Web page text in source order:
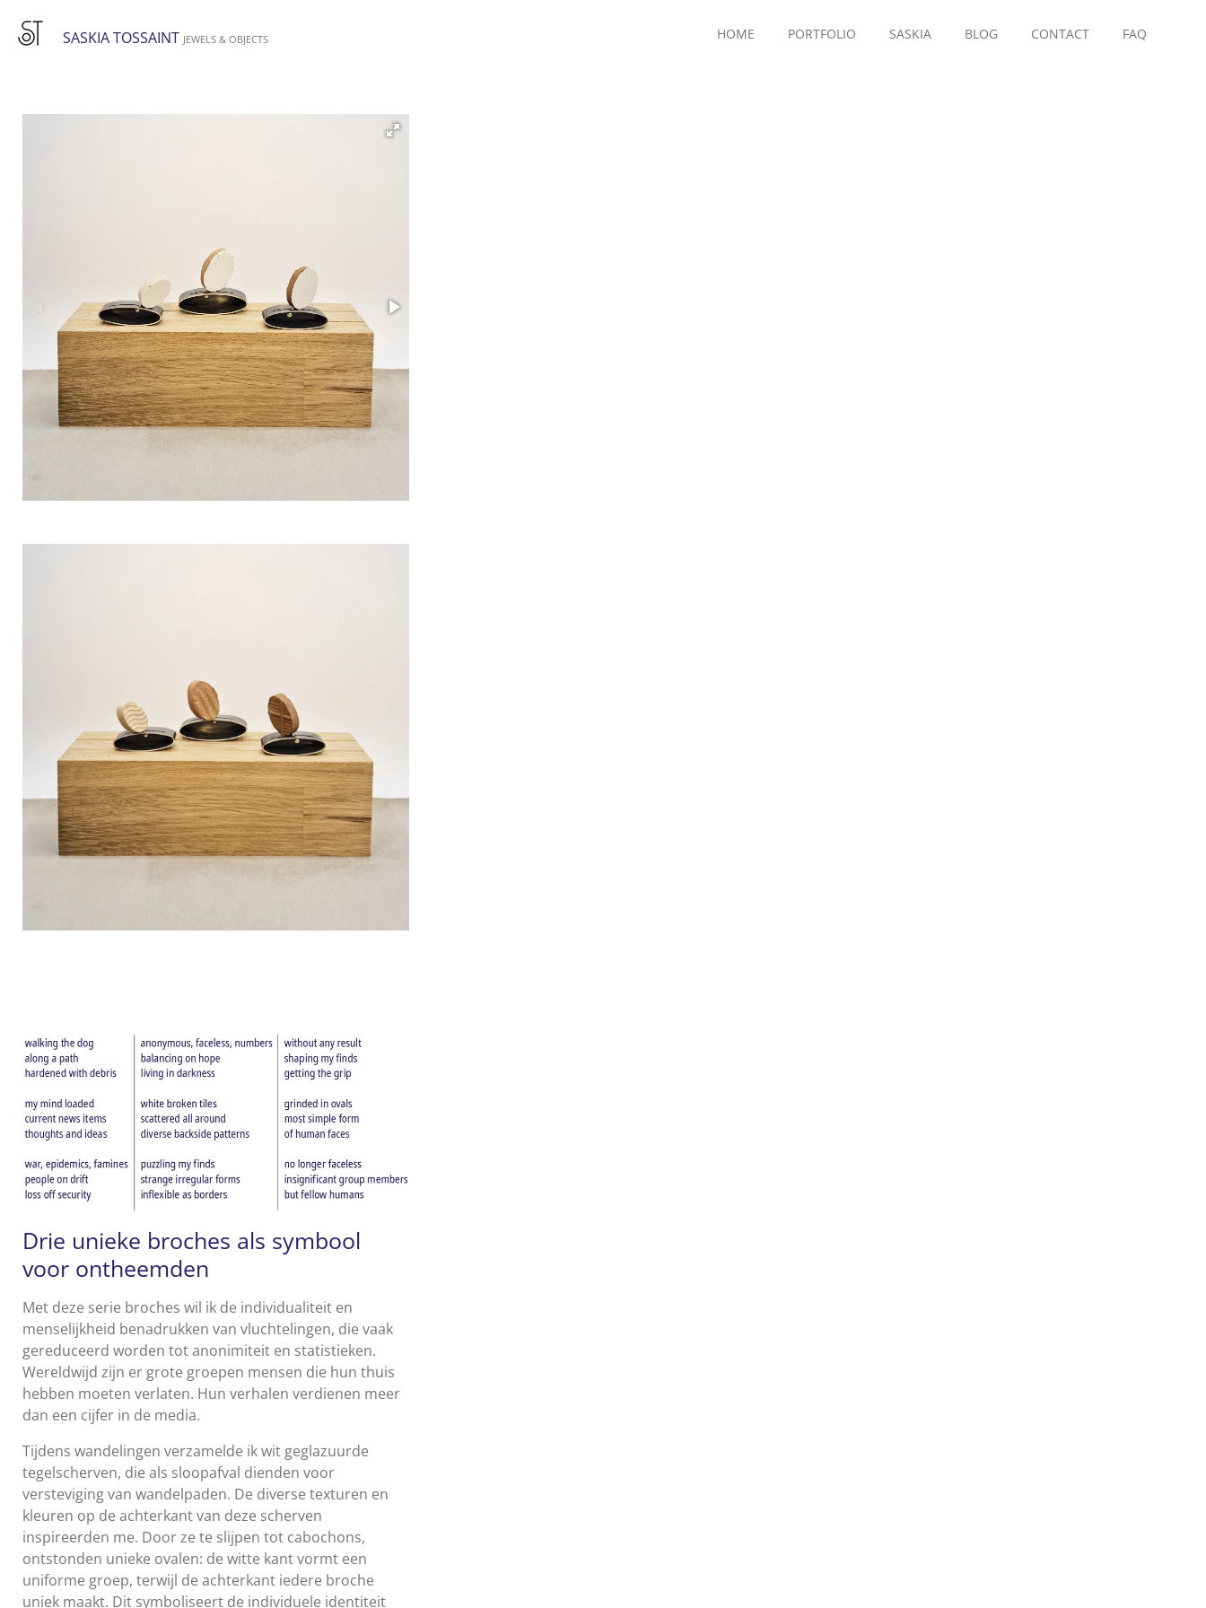
Ga
direct
SASKIA TOSSAINT JEWELS & OBJECTS HOME PORTFOLIO SASKIA BLOG CONTACT FAQ
Drie unieke broches als symbool
voor ontheemden
Met deze serie broches wil ik de individualiteit en
menselijkheid benadrukken van vluchtelingen, die vaak
gereduceerd worden tot anonimiteit en statistieken.
Wereldwijd zijn er grote groepen mensen die hun thuis
hebben moeten verlaten. Hun verhalen verdienen meer
dan een cijfer in de media.
Tijdens wandelingen verzamelde ik wit geglazuurde
tegelscherven, die als sloopafval dienden voor
versteviging van wandelpaden. De diverse texturen en
kleuren op de achterkant van deze scherven
inspireerden me. Door ze te slijpen tot cabochons,
ontstonden unieke ovalen: de witte kant vormt een
uniforme groep, terwijl de achterkant iedere broche
uniek maakt. Dit symboliseert de individuele identiteit